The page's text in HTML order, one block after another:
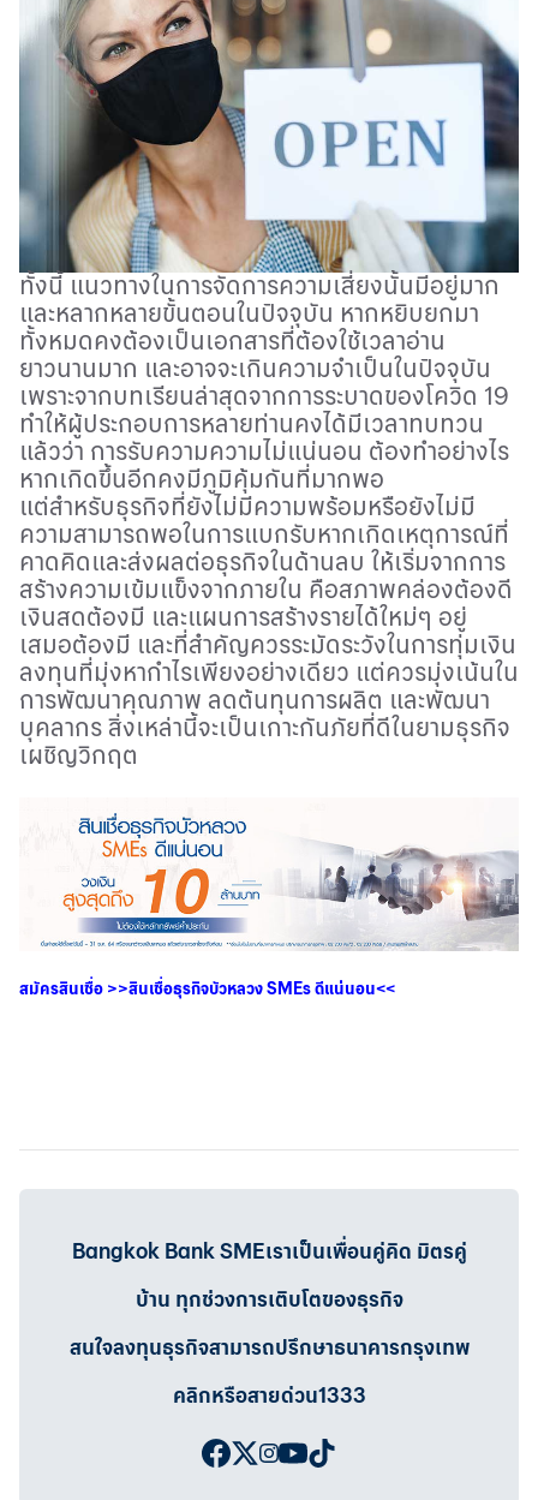
ทั้งนี้ แนวทางในการจัดการความเสี่ยงนั้นมีอยู่มาก
และหลากหลายขั้นตอนในปัจจุบัน หากหยิบยกมา
ทั้งหมดคงต้องเป็นเอกสารที่ต้องใช้เวลาอ่าน
ยาวนานมาก และอาจจะเกินความจำเป็นในปัจจุบัน
เพราะจากบทเรียนล่าสุดจากการระบาดของโควิด 19
ทำให้ผู้ประกอบการหลายท่านคงได้มีเวลาทบทวน
แล้วว่า การรับความความไม่แน่นอน ต้องทำอย่างไร
หากเกิดขึ้นอีกคงมีภูมิคุ้มกันที่มากพอ
แต่สำหรับธุรกิจที่ยังไม่มีความพร้อมหรือยังไม่มี
ความสามารถพอในการแบกรับหากเกิดเหตุการณ์ที่
คาดคิดและส่งผลต่อธุรกิจในด้านลบ ให้เริ่มจากการ
สร้างความเข้มแข็งจากภายใน คือสภาพคล่องต้องดี
เงินสดต้องมี และแผนการสร้างรายได้ใหม่ๆ อยู่
เสมอต้องมี และที่สำคัญควรระมัดระวังในการทุ่มเงิน
ลงทุนที่มุ่งหากำไรเพียงอย่างเดียว แต่ควรมุ่งเน้นใน
การพัฒนาคุณภาพ ลดต้นทุนการผลิต และพัฒนา
บุคลากร สิ่งเหล่านี้จะเป็นเกาะกันภัยที่ดีในยามธุรกิจ
เผชิญวิกฤต
สมัครสินเชื่อ >>สินเชื่อธุรกิจบัวหลวงSMEsดีแน่นอน<<
Bangkok Bank SMEเราเป็นเพื่อนคู่คิด มิตรคู่
บ้าน ทุกช่วงการเติบโตของธุรกิจ
สนใจลงทุนธุรกิจสามารถปรึกษาธนาคารกรุงเทพ
คลิกหรือสายด่วน1333